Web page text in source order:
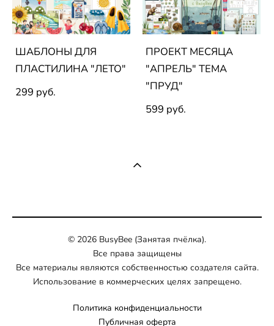
ШАБЛОНЫ ДЛЯ
ПЛАСТИЛИНА "ЛЕТО"
299 pуб.
ПРОЕКТ МЕСЯЦА
"АПРЕЛЬ" ТЕМА
"ПРУД"
599 pуб.
© 2026 BusyBee (Занятая пчёлка).
Все права защищены
Все материалы являются собственностью создателя сайта.
Использование в коммерческих целях запрещено.
Политика конфиденциальности
Публичная оферта